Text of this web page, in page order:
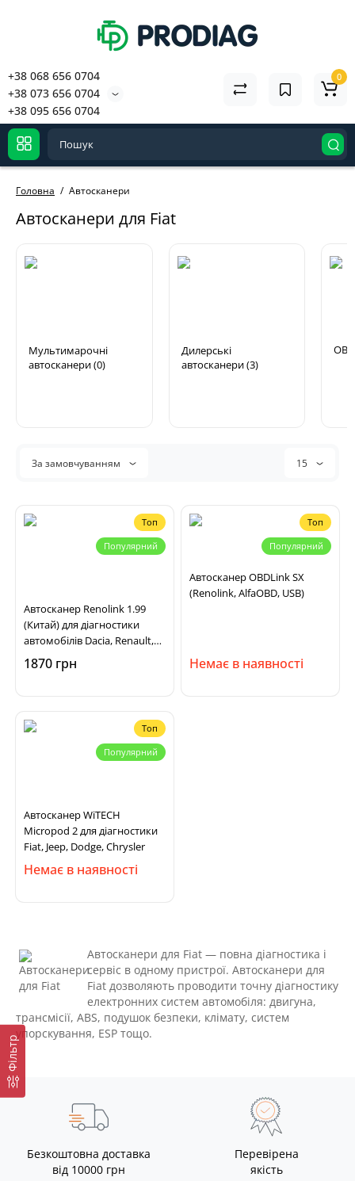
+38 068 656 0704
+38 073 656 0704
+38 095 656 0704
0
Головна Автосканери
Фільтр
Автосканери для Fiat
Мультимарочні
автосканери (0)
Дилерські
автосканери (3)
За замовчуванням 15
Топ
Популярний
Автосканер Renolink 1.99
(Китай) для діагностики
автомобілів Dacia, Renault,
Nissan
1870 грн
Топ
Популярний
Автосканер OBDLink SX
(Renolink, AlfaOBD, USB)
Немає в наявності
Топ
Популярний
Автосканер WiTECH
Micropod 2 для діагностики
Fiat, Jeep, Dodge, Chrysler
Немає в наявності
Автосканери для Fiat — повна діагностика і
сервіс в одному пристрої. Автосканери для
Fiat дозволяють проводити точну діагностику
електронних систем автомобіля: двигуна,
трансмісії, ABS, подушок безпеки, клімату, систем
упорскування, ESP тощо.
Безкоштовна доставка
від 10000 грн
Перевірена
якість